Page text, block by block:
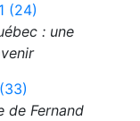
(24)
: une
de Fernand